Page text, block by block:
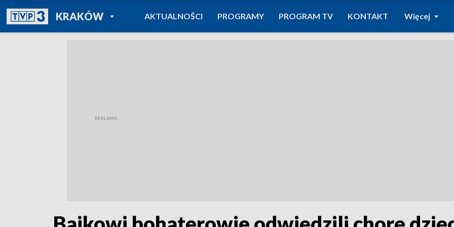
KRAKÓWPOWRÓT DO
TVP REGIONY
AKTUALNOŚCI PROGRAMY PROGRAM TV KONTAKT Więcej